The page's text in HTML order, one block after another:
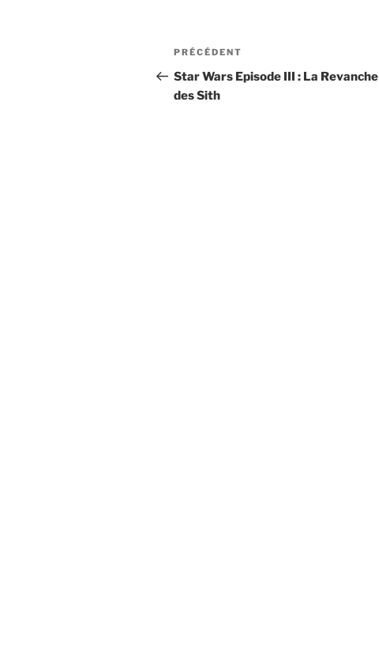
Navigation
de
l’article
Article
précédent
PRÉCÉDENT
Star Wars Episode III : La Revanche
des Sith